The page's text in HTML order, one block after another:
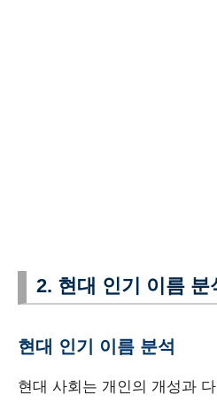
2. 현대 인기 이름
현대 인기 이름 분석
현대 사회는 개인의 개성과